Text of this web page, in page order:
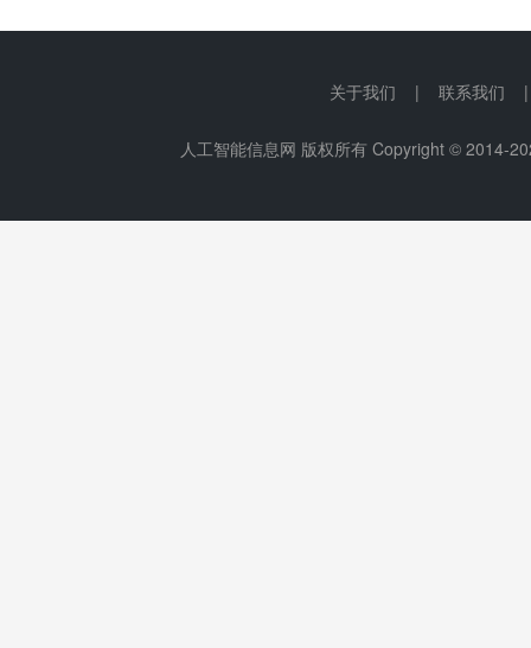
关于我们 | 联系我
人工智能信息网 版权所有 Copyright © 2014-